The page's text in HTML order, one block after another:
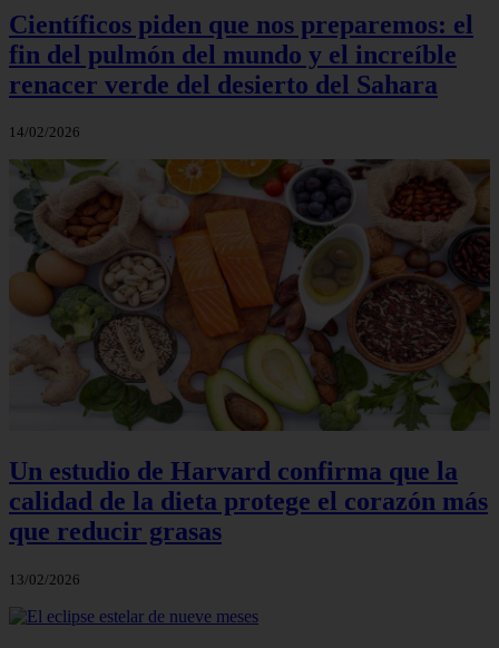
Científicos piden que nos preparemos: el
fin del pulmón del mundo y el increíble
renacer verde del desierto del Sahara
14/02/2026
Un estudio de Harvard confirma que la
calidad de la dieta protege el corazón más
que reducir grasas
13/02/2026